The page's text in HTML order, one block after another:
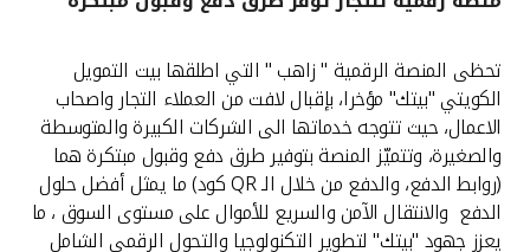
أدوات وخدمات
خدمات ما بعد البيع
تحظى المنصة الرقمية " زاهب " التي اطلقها بيت التمويل
الكويتي "بيتك" مؤخرا، بإقبال لافت من العملاء التجار واصحاب
الاعمال، حيث تتوجه خدماتها الى الشركات الكبيرة والمتوسطة
والصغيرة، وتتميّز المنصة بتوفير طرق دفع وقبول مبتكرة هما
(روابط الدفع، والدفع من خلال الـ QR كود) ما يمثل أفضل حلول
الدفع والانتقال الآمن والسريع للأموال على مستوى السوق ، ما
يعزز جهود "بيتك" لتطوير التكنولوجيا والتحول الرقمي الشامل